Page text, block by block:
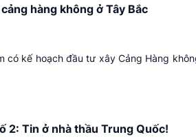
hàng không ở Tây Bắc
có kế hoạch đầu tư xây Cảng Hàng
2: Tin ở nhà thầu Trung Quốc!